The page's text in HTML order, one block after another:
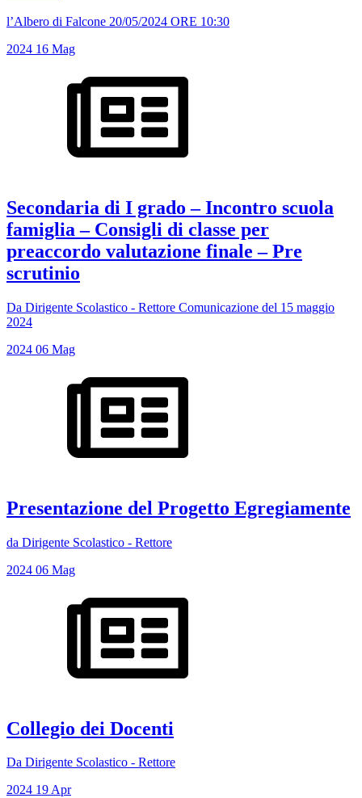
l’Albero di Falcone 20/05/2024 ORE 10:30
2024 16 Mag
Secondaria di I grado – Incontro scuola
famiglia – Consigli di classe per
preaccordo valutazione finale – Pre
scrutinio
Da Dirigente Scolastico - Rettore Comunicazione del 15 maggio
2024
2024 06 Mag
Presentazione del Progetto Egregiamente
da Dirigente Scolastico - Rettore
2024 06 Mag
Collegio dei Docenti
Da Dirigente Scolastico - Rettore
2024 19Apr